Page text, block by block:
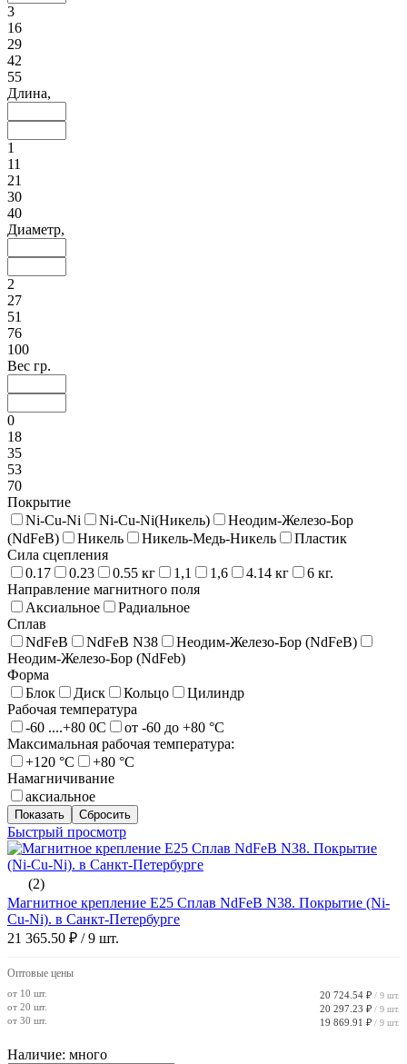
3
16
29
42
55
Длина,
1
11
21
30
40
Диаметр,
2
27
51
76
100
Вес гр.
0
18
35
53
70
Покрытие
Ni-Cu-Ni
Ni-Cu-Ni(Никель)
Неодим-Железо-Бор
(NdFeB)
Никель Никель-Медь-Никель
Пластик
Сила сцепления
0.17
0.23 0.55 кг 1,1 1,6 4.14 кг
6 кг.
Направление магнитного поля
Аксиальное
Радиальное
Сплав
NdFeB
NdFeB N38
Неодим-Железо-Бор (NdFeB)
Неодим-Железо-Бор (NdFeb)
Форма
Блок
Диск Кольцо
Цилиндр
Рабочая температура
-60 ....+80 0С
от -60 до +80 °С
Максимальная рабочая температура:
+120 °С
+80 °С
Намагничивание
аксиальное
Быстрый просмотр
(2)
Магнитное крепление E25 Сплав NdFeB N38. Покрытие (Ni-
Cu-Ni). в Санкт-Петербурге
21 365.50 ₽ / 9 шт.
Оптовые цены
от 10 шт. 20 724.54 ₽ / 9 шт.
от 20 шт. 20 297.23 ₽ / 9 шт.
от 30 шт. 19 869.91 ₽ / 9 шт.
Наличие: много